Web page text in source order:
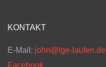
KONTAKT
E-Mail: john@lge-laufen.de